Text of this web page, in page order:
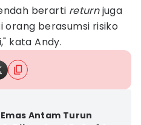
berarti returnjuga
orang berasumsi risiko
kata Andy.
Antam Turun